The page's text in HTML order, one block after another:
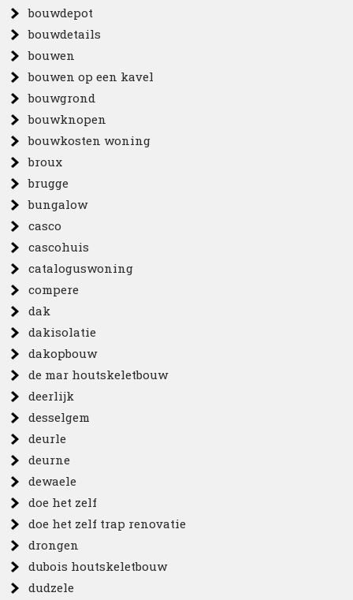
bouwdepot
bouwdetails
bouwen
bouwen op een kavel
bouwgrond
bouwknopen
bouwkosten woning
broux
brugge
bungalow
casco
cascohuis
cataloguswoning
compere
dak
dakisolatie
dakopbouw
de mar houtskeletbouw
deerlijk
desselgem
deurle
deurne
dewaele
doe het zelf
doe het zelf trap renovatie
drongen
dubois houtskeletbouw
dudzele